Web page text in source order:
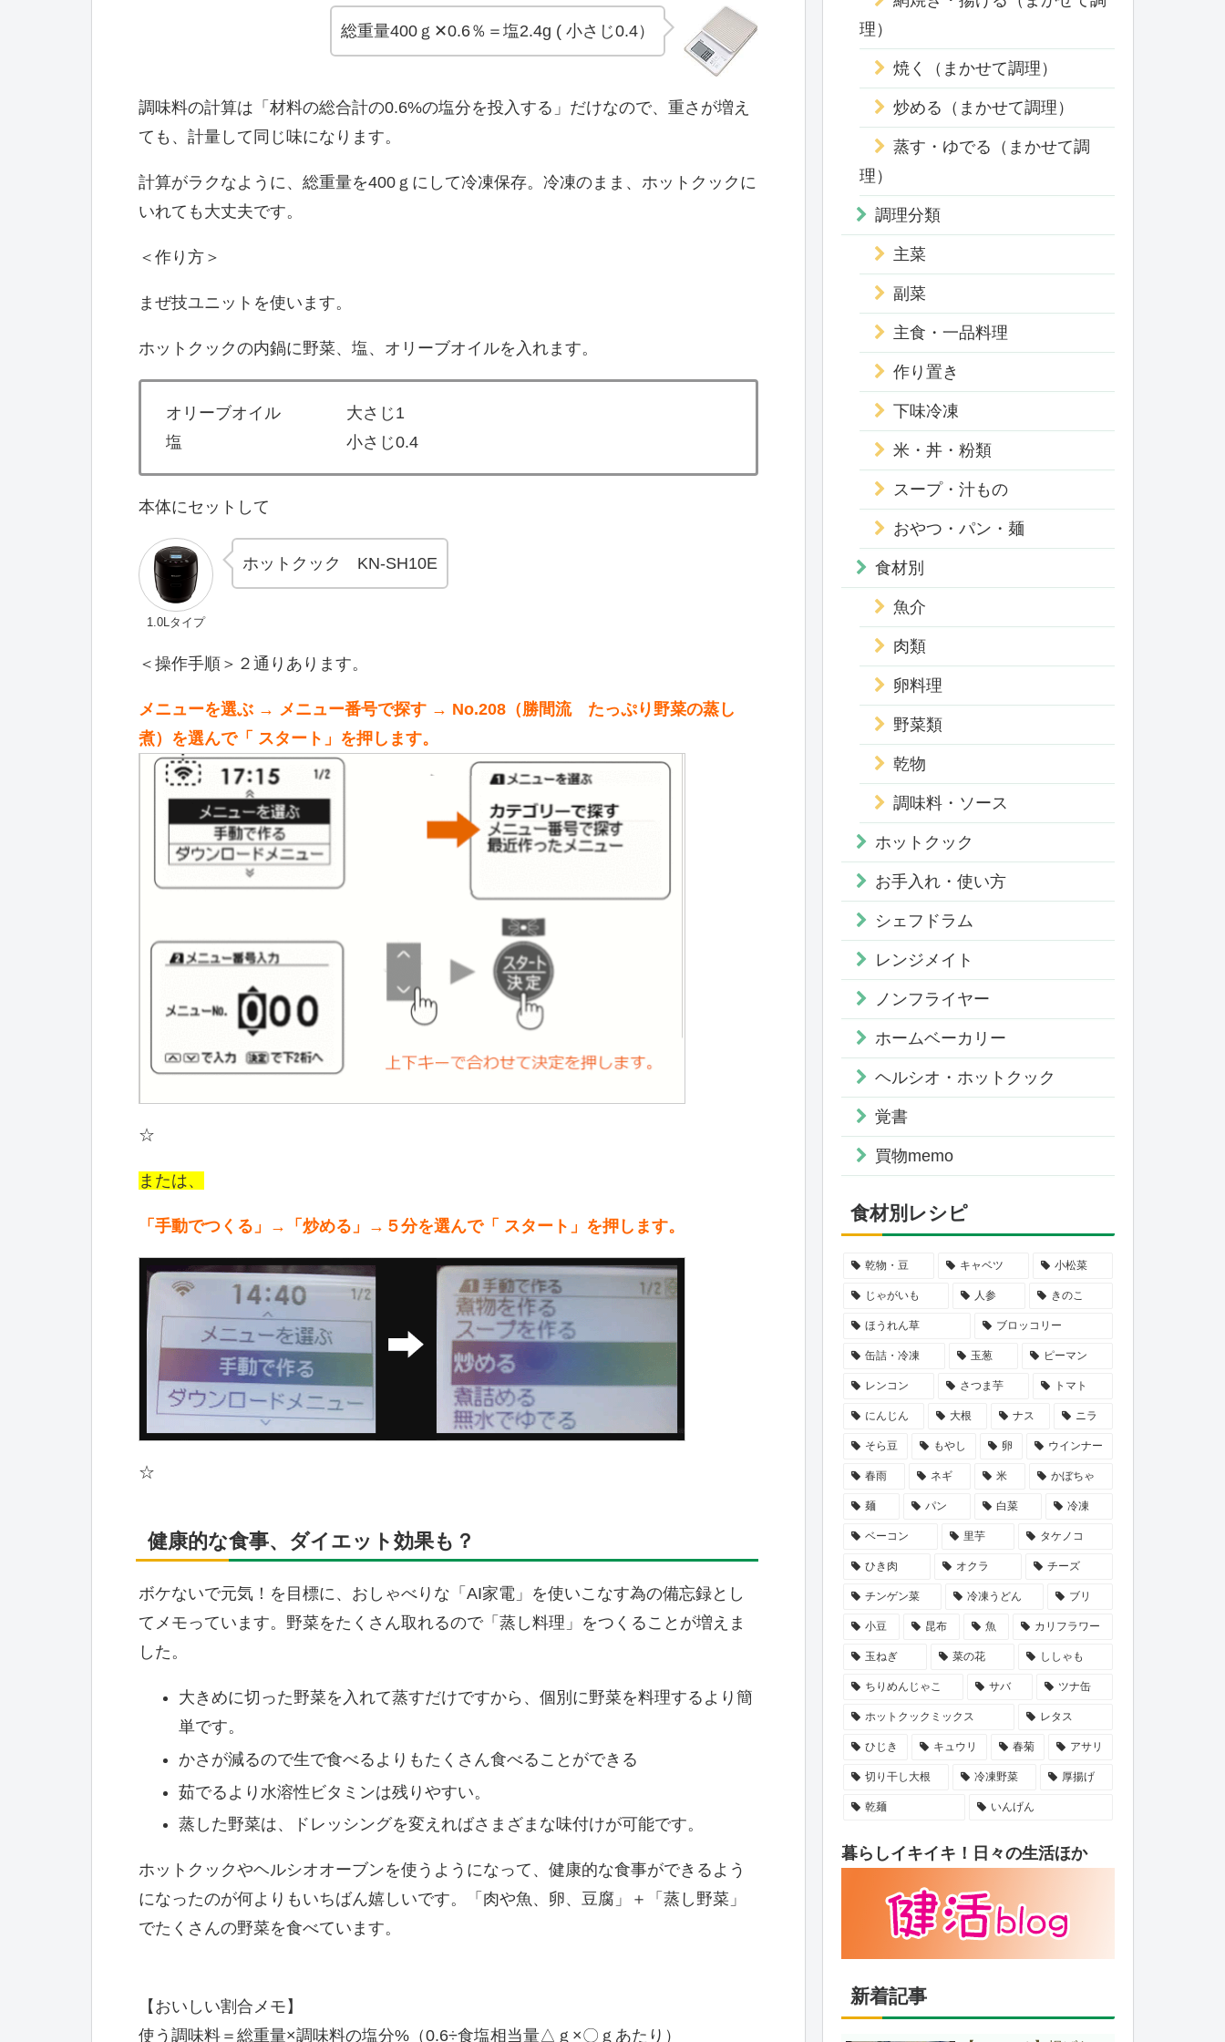
総重量400ｇ✕0.6％＝塩2.4g ( 小さじ0.4）
調味料の計算は「材料の総合計の0.6%の塩分を投入する」だけなので、重さが増え
ても、計量して同じ味になります。
計算がラクなように、総重量を400ｇにして冷凍保存。冷凍のまま、ホットクックに
いれても大丈夫です。
＜作り方＞
まぜ技ユニットを使います。
ホットクックの内鍋に野菜、塩、オリーブオイルを入れます。
オリーブオイル 大さじ1
塩 小さじ0.4
本体にセットして
1.0Lタイプ
ホットクック KN-SH10E
＜操作手順＞２通りあります。
メニューを選ぶ → メニュー番号で探す → No.208（勝間流 たっぷり野菜の蒸し
煮）を選んで「 スタート」を押します。
☆
または、
「手動でつくる」→「炒める」→５分を選んで「 スタート」を押します。
☆
健康的な食事、ダイエット効果も？
ボケないで元気！を目標に、おしゃべりな「AI家電」を使いこなす為の備忘録とし
てメモっています。野菜をたくさん取れるので「蒸し料理」をつくることが増えま
した。
大きめに切った野菜を入れて蒸すだけですから、個別に野菜を料理するより簡
単です。
かさが減るので生で食べるよりもたくさん食べることができる
茹でるより水溶性ビタミンは残りやすい。
蒸した野菜は、ドレッシングを変えればさまざまな味付けが可能です。
ホットクックやヘルシオオーブンを使うようになって、健康的な食事ができるよう
になったのが何よりもいちばん嬉しいです。「肉や魚、卵、豆腐」＋「蒸し野菜」
でたくさんの野菜を食べています。
【おいしい割合メモ】
使う調味料＝総重量×調味料の塩分%（0.6÷食塩相当量△ｇ×〇ｇあたり）
理）
焼く（まかせて調理）
炒める（まかせて調理）
蒸す・ゆでる（まかせて調
理）
調理分類
主菜
副菜
主食・一品料理
作り置き
下味冷凍
米・丼・粉類
スープ・汁もの
おやつ・パン・麺
食材別
魚介
肉類
卵料理
野菜類
乾物
調味料・ソース
ホットクック
お手入れ・使い方
シェフドラム
レンジメイト
ノンフライヤー
ホームベーカリー
ヘルシオ・ホットクック
覚書
買物memo
食材別レシピ
乾物・豆 キャベツ 小松菜
じゃがいも 人参 きのこ
ほうれん草 ブロッコリー
缶詰・冷凍 玉葱 ピーマン
レンコン さつま芋 トマト
にんじん 大根 ナス ニラ
そら豆 もやし 卵 ウインナー
春雨 ネギ 米 かぼちゃ
麺 パン 白菜 冷凍
ベーコン 里芋 タケノコ
ひき肉 オクラ チーズ
チンゲン菜 冷凍うどん ブリ
小豆 昆布 魚 カリフラワー
玉ねぎ 菜の花 ししゃも
ちりめんじゃこ サバ ツナ缶
ホットクックミックス レタス
ひじき キュウリ 春菊 アサリ
切り干し大根 冷凍野菜 厚揚げ
乾麺 いんげん
暮らしイキイキ！日々の生活ほか
新着記事